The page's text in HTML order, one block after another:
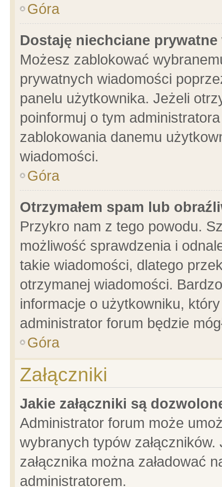
Góra
Dostaję niechciane
Możesz zablokować
prywatnych wiadomości
panelu użytkownika. Jeżeli
poinformuj o tym
zablokowania danemu
wiadomości.
Góra
Otrzymałem spam lub
Przykro nam z tego powodu.
możliwość sprawdzenia i
takie wiadomości, dlatego
otrzymanej wiadomości.
informacje o użytkowniku,
administrator forum będzie
Góra
Załączniki
Jakie załączniki są
Administrator forum może
wybranych typów
załącznika można załadować
administratorem.